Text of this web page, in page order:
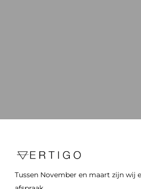
Tussen November en maart zijn wij